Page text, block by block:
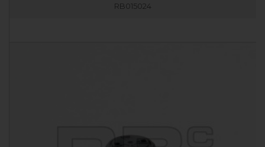
RB015024